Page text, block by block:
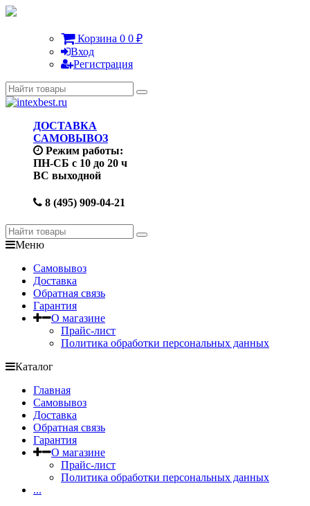
Корзина 0 0 ₽
Вход
Регистрация
ДОСТАВКА
САМОВЫВОЗ
Режим работы:
ПН-СБ с 10 до 20 ч
ВС выходной
8 (495) 909-04-21
Меню
Самовывоз
Доставка
Обратная связь
Гарантия
О магазине
Прайс-лист
Политика обработки персональных данных
Каталог
Главная
Самовывоз
Доставка
Обратная связь
Гарантия
О магазине
Прайс-лист
Политика обработки персональных данных
...